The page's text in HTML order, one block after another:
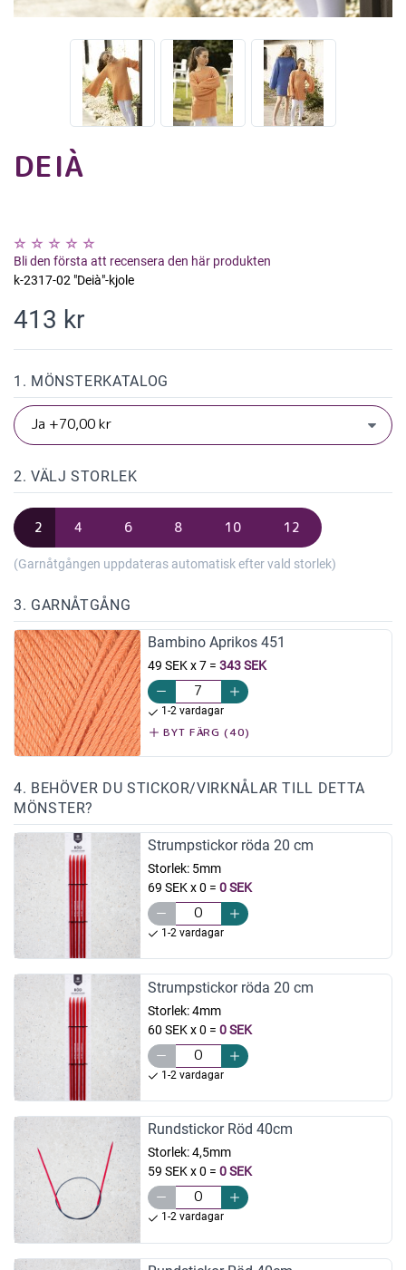
DEIÀ
Bli den första att recensera den här produkten
k-2317-02 "Deià"-kjole
413 kr
1. MÖNSTERKATALOG
2. VÄLJ STORLEK
2 4 6 8 10 12
(Garnåtgången uppdateras automatisk efter vald storlek)
3. GARNÅTGÅNG
Bambino Aprikos 451
49 SEK x 7= 343 SEK
1-2 vardagar
BYT FÄRG (40)
4. BEHÖVER DU STICKOR/VIRKNÅLAR TILL DETTA
MÖNSTER?
Strumpstickor röda 20 cm
Storlek: 5mm
69 SEK x 0 = 0 SEK
1-2 vardagar
Strumpstickor röda 20 cm
Storlek:4mm
60 SEK x 0 = 0 SEK
1-2 vardagar
Rundstickor Röd 40cm
Storlek:4,5mm
59 SEK x 0 = 0 SEK
1-2 vardagar